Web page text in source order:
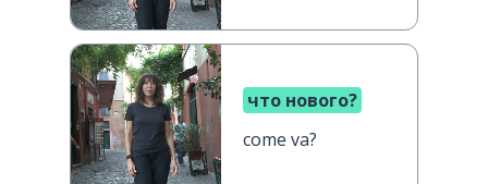
что нового?
come va?